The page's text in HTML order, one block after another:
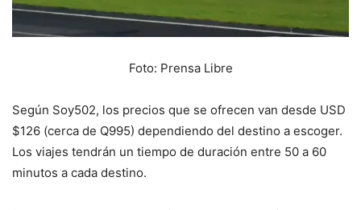
Foto: Prensa Libre
Según Soy502, los precios que se ofrecen van desde USD
$126 (cerca de Q995) dependiendo del destino a escoger.
Los viajes tendrán un tiempo de duración entre 50 a 60
minutos a cada destino.